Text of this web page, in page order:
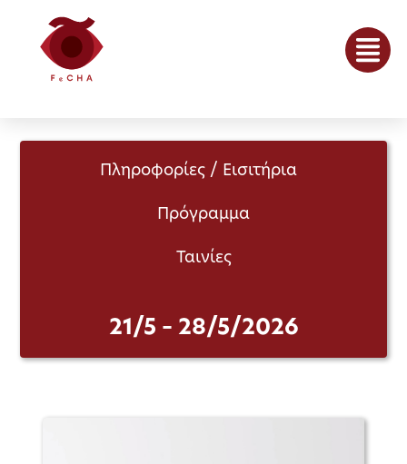
Πληροφορίες / Εισιτήρια
Πρόγραμμα
Ταινίες
21/5 – 28/5/2026